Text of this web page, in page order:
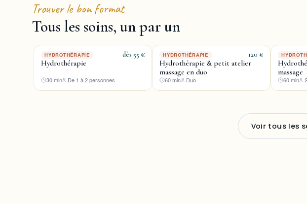
Trouver le bon format
Tous les soins, un par un
HYDROTHÉRAPIE dès 55 €
Hydrothérapie
30 min De 1 à 2 personnes
HYDROTHÉRAPIE 120 €
Hydrothérapie & petit atelier
massage en duo
60 min Duo
massage
60 min
Voir tous les